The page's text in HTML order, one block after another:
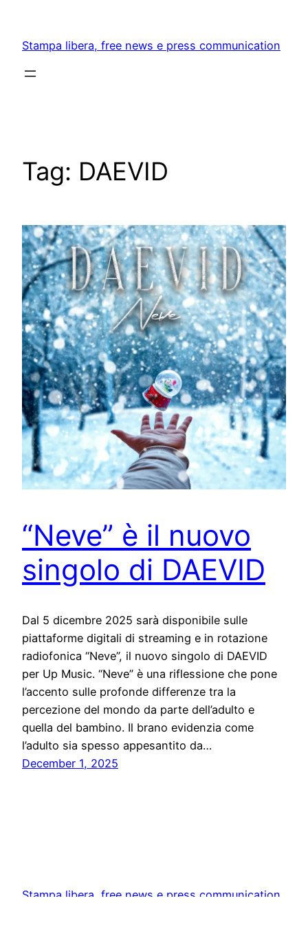
content
Stampa libera, free news e press communication
Tag: DAEVID
“Neve” è il nuovo
singolo di DAEVID
Dal 5 dicembre 2025 sarà disponibile sulle
piattaforme digitali di streaming e in rotazione
radiofonica “Neve”, il nuovo singolo di DAEVID
per Up Music. “Neve” è una riflessione che pone
l’accento sulle profonde differenze tra la
percezione del mondo da parte dell’adulto e
quella del bambino. Il brano evidenzia come
l’adulto sia spesso appesantito da…
December 1, 2025
Stampa libera, free news e press communication